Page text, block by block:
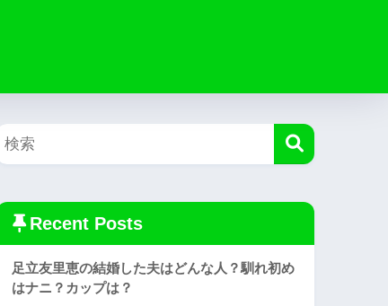
Recent Posts
足立友里恵の結婚した夫はどんな人？馴れ初め
はナニ？カップは？